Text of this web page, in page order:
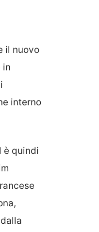
il nuovo
in
interno
è quindi